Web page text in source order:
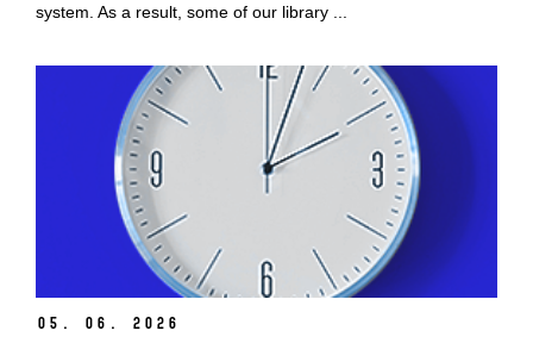
system. As a result, some of our library ...
05. 06. 2026